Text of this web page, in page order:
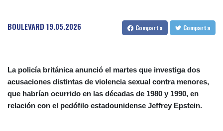
BOULEVARD 19.05.2026 Comparta Comparta
La policía británica anunció el martes que investiga dos
acusaciones distintas de violencia sexual contra menores,
que habrían ocurrido en las décadas de 1980 y 1990, en
relación con el pedófilo estadounidense Jeffrey Epstein.